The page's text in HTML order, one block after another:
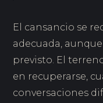
El cansancio se
adecuada,
previsto. El
en recuperarse,
conversaciones